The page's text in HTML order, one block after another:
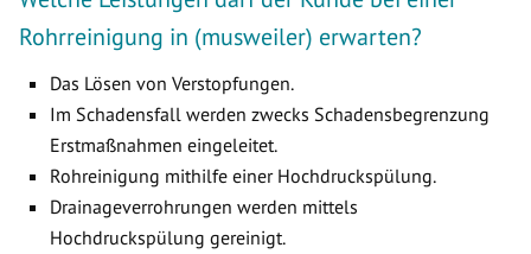
Rohrreinigung in (musweiler) erwarten?
Das Lösen von Verstopfungen.
Im Schadensfall werden zwecks Schadensbegrenzung
Erstmaßnahmen eingeleitet.
Rohreinigung mithilfe einer Hochdruckspülung.
Drainageverrohrungen werden mittels
Hochdruckspülung gereinigt.